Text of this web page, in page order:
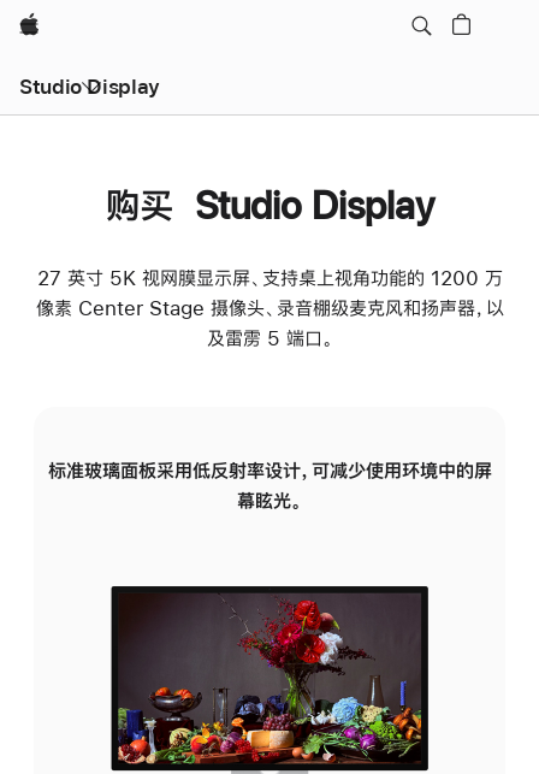
Apple
Studio Display
购买 Studio Display
27 英寸 5K 视网膜显示屏、支持桌上视角功能的 1200 万
像素 Center Stage 摄像头、录音棚级麦克风和扬声器，以
及雷雳 5 端口。
标准玻璃面板采用低反射率设计，可减少使用环境中的屏
幕眩光。